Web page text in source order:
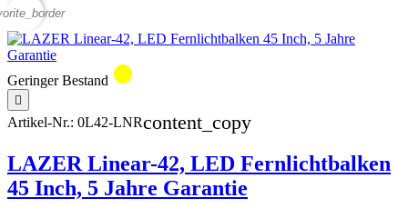
Geringer Bestand circle

Artikel-Nr.: 0L42-LNRcontent_copy
LAZER Linear-42, LED Fernlichtbalken
45 Inch, 5 Jahre Garantie